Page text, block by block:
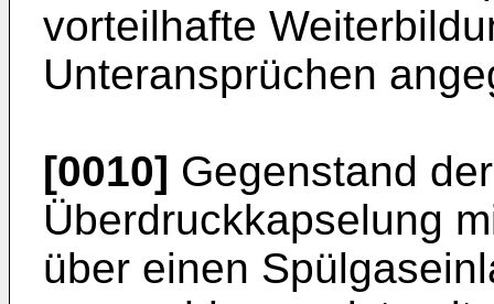
vorteilhafte
Unteransprüchen
[0010] Gegenstand
Überdruckkapselung
über einen